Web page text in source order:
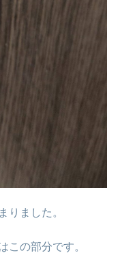
りました。
この部分です。